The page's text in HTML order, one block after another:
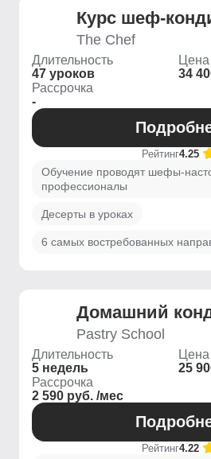
Курс шеф-
The Chef
Длительность
47 уроков
Цена
34
Рассрочка
-
Рейтинг4.25
Обучение проводят шефы-
профессионалы
Десерты в уроках
6 самых востребованных
Домашний
Pastry School
Длительность
5 недель
Цена
25
Рассрочка
2 590 руб. /мес
Рейтинг4.22